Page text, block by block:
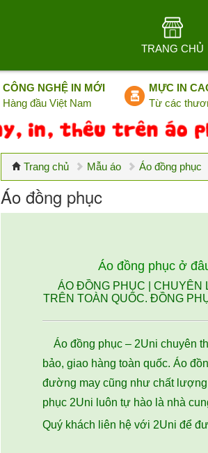
TRANG CHỦ
CÔNG NGHỆ IN MỚI
Hàng đầu Việt Nam
MỰC IN
Từ các
Trang chủ Mẫu áo Áo đồng phục
Áo đồng phục
Áo đồng phục ở
ÁO ĐỒNG PHỤC | CHUYÊN
TRÊN TOÀN QUỐC. ĐỒNG
Áo đồng phục – 2Uni chuyên
bảo, giao hàng toàn quốc. Áo
đường may cũng như chất
phục 2Uni luôn tự hào là nhà
Quý khách liên hệ với 2Uni để